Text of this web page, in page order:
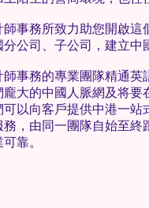
師事務所致力助您開啟
分公司、子公司，建立中
師事務的專業團隊精通英
龐大的中國人脈網及将
可以向客戶提供中港一
務，由同一團隊自始至
靠。